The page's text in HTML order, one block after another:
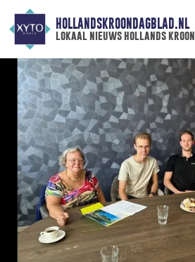
HOLLANDSKROONDAGBLAD.NL
lokaal nieuws hollands kroon